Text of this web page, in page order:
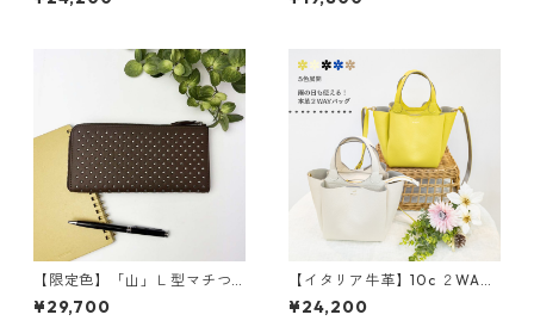
牛革 レザーウォレット 革
色〉 イタリア牛革 軽い
【限定色】「山」Ｌ型マチつ
き長財布<４色展開> 本革
レザーウォレット 革小物
¥29,700
【イタリア牛革】10c ２WAY
３部屋ショルダートートバッ
グ〈5色展開〉 イタリアンレ
¥24,200